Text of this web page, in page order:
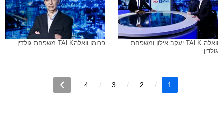
וואלה TALK יעקב אילון ומשפחת
גולדין
פרומו וואלהTALK משפחת גולדין
1
2
3
4